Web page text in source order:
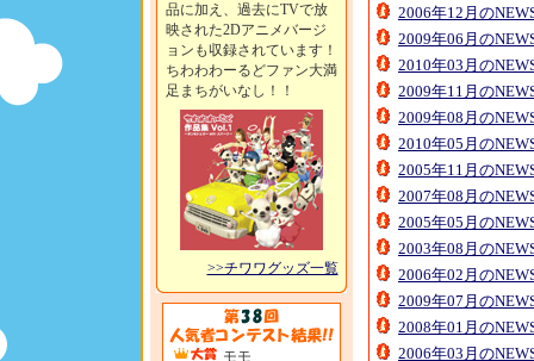
品に加え、過去にTVで放
映された2Dアニメバージ
ョンも収録されています！
ちわわわーるどファン大満
足まちがいなし！！
>>チワワグッズ一覧
モモ
2006年12月の
2009年06月の
2010年03月の
2009年11月の
2009年08月の
2010年05月の
2005年11月の
2007年08月の
2005年05月の
2003年08月の
2006年02月の
2009年07月の
2008年01月の
2006年03月の